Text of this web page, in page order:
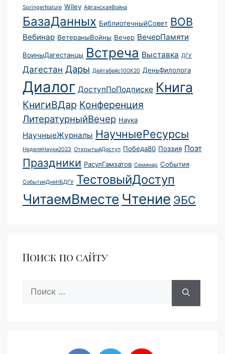
SpringerNature Wiley АфганскаяВойна
БазаДанных БиблиотечныйСовет ВОВ
Вебинар ВетераныВойны Вечер ВечерПамяти
ВоиныДагестанцы Встреча Выставка ДГУ
Дагестан Дары Дейтабейс100К20 ДеньФилолога
Диалог ДоступПоПодписке Книга
КнигиВДар Конференция
ЛитературныйВечер Наука
НаучныеЖурналы НаучныеРесурсы
НеделяНауки2023 ОткрытыйДоступ Победа80 Поэзия Поэт
Праздники РасулГамзатов Семинар События
СобытияДняНБДГУ ТестовыйДоступ
ЧитаемВместе Чтение ЭБС
Поиск по сайту